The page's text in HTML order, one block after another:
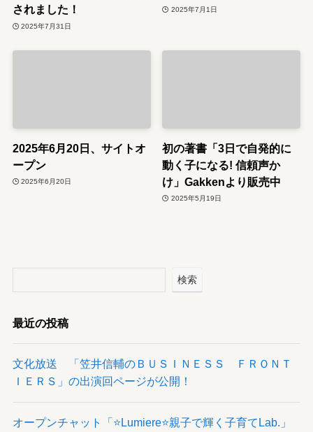
されました！
2025年7月31日
2025年7月1日
2025年6月20日、サイトオ
ープン
2025年6月20日
初の著書「3日で自発的に
動く子になる! 信頼声か
け」Gakkenより販売中
2025年5月19日
検索
最近の投稿
文化放送 「笠井信輔のＢＵＳＩＮＥＳＳ ＦＲＯＮＴ
ＩＥＲＳ」の出演回ページが公開！
オープンチャット「⭐️Lumiere⭐️親子で輝く子育てLab.」